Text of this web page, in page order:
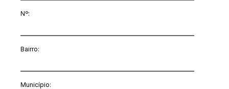
Nº:
Bairro:
Município: